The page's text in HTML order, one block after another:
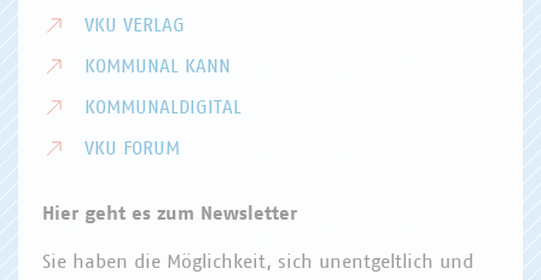
VKU VERLAG
KOMMUNAL KANN
KOMMUNALDIGITAL
VKU FORUM
Hier geht es zum Newsletter
Sie haben die Möglichkeit, sich unentgeltlich und